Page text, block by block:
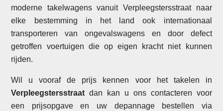
moderne takelwagens vanuit Verpleegstersstraat naar
elke bestemming in het land ook internationaal
transporteren van ongevalswagens en door defect
getroffen voertuigen die op eigen kracht niet kunnen
rijden.
Wil u vooraf de prijs kennen voor het takelen in
Verpleegstersstraat dan kan u ons contacteren voor
een prijsopgave en uw depannage bestellen via